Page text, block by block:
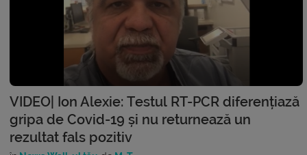
VIDEO| Ion Alexie: Testul RT-PCR diferențiază
gripa de Covid-19 și nu returnează un
rezultat fals pozitiv